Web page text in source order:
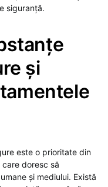
siguranță.
și
este o prioritate din
doresc să
și mediului. Există